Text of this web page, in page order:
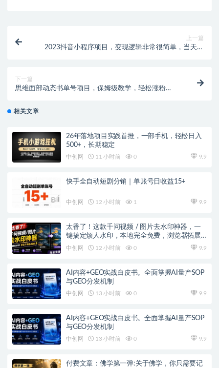
上一篇
2023抖音小程序项目，变现逻辑非常很简单，当天变
下一篇
思维面部动态书单号项目，保姆级教学，轻松涨粉
相关文章
26年落地项目实践首推，一部手机，轻松日入
500+，长期稳定
中创网 11 小时前 0 9.9
快手全自动短剧分销｜单账号日收益15+
中创网 12 小时前 1 9.9
太香了！这款千问视频 / 图片去水印神器，一
键搞定烦人水印，本地完全免费，浏览器拓展
插件
中创网 12 小时前 0 9.9
AI内容+GEO实战白皮书。全面掌握AI量产SOP
与GEO分发机制
中创网 13 小时前 0 9.9
AI内容+GEO实战白皮书。全面掌握AI量产SOP
与GEO分发机制
中创网 13 小时前 0 9.9
付费文章：佛学第一弹:关于佛学，你只需要记